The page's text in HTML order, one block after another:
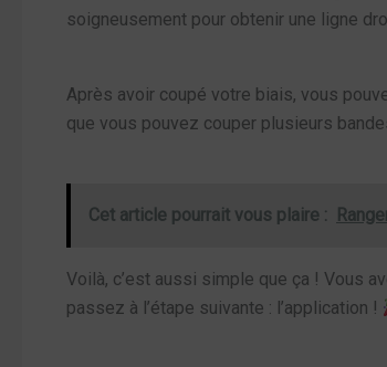
soigneusement pour obtenir une ligne
Après avoir coupé votre biais, vous
que vous pouvez couper plusieurs
Cet article pourrait vous plaire :
Voilà, c’est aussi simple que ça ! Vous
passez à l’étape suivante : l’application !